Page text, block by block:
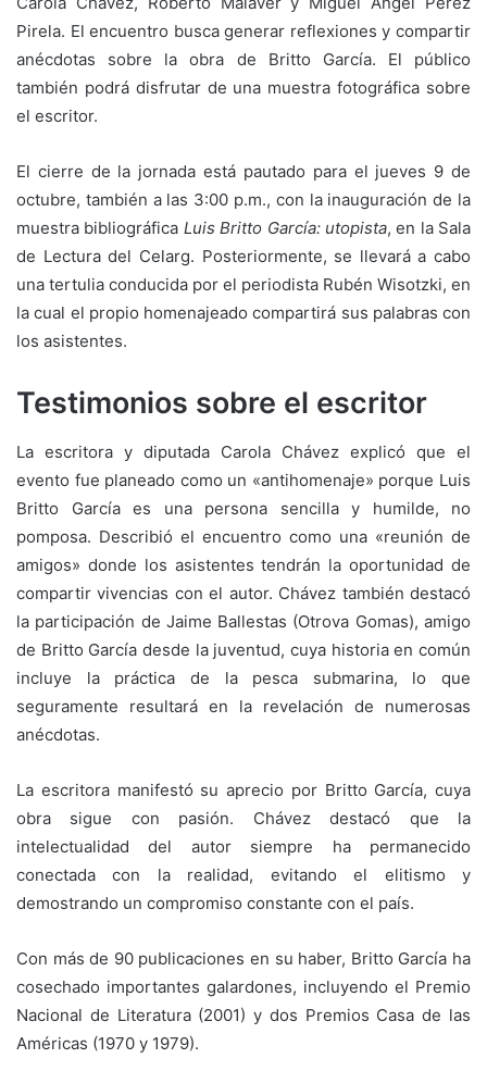
Pirela. El encuentro busca generar reflexiones y compartir
anécdotas sobre la obra de Britto García. El público
también podrá disfrutar de una muestra fotográfica sobre
el escritor.
El cierre de la jornada está pautado para el jueves 9 de
octubre, también a las 3:00 p.m., con la inauguración de la
muestra bibliográfica Luis Britto García: utopista, en la Sala
de Lectura del Celarg. Posteriormente, se llevará a cabo
una tertulia conducida por el periodista Rubén Wisotzki, en
la cual el propio homenajeado compartirá sus palabras con
los asistentes.
Testimonios sobre el escritor
La escritora y diputada Carola Chávez explicó que el
evento fue planeado como un «antihomenaje» porque Luis
Britto García es una persona sencilla y humilde, no
pomposa. Describió el encuentro como una «reunión de
amigos» donde los asistentes tendrán la oportunidad de
compartir vivencias con el autor. Chávez también destacó
la participación de Jaime Ballestas (Otrova Gomas), amigo
de Britto García desde la juventud, cuya historia en común
incluye la práctica de la pesca submarina, lo que
seguramente resultará en la revelación de numerosas
anécdotas.
La escritora manifestó su aprecio por Britto García, cuya
obra sigue con pasión. Chávez destacó que la
intelectualidad del autor siempre ha permanecido
conectada con la realidad, evitando el elitismo y
demostrando un compromiso constante con el país.
Con más de 90 publicaciones en su haber, Britto García ha
cosechado importantes galardones, incluyendo el Premio
Nacional de Literatura (2001) y dos Premios Casa de las
Américas (1970 y 1979).